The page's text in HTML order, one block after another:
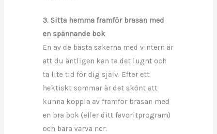
3. Sitta hemma framför brasan med
en spännande bok
En av de bästa sakerna med vintern är
att du äntligen kan ta det lugnt och
ta lite tid för dig själv. Efter ett
hektiskt sommar är det skönt att
kunna koppla av framför brasan med
en bra bok (eller ditt favoritprogram)
och bara varva ner.